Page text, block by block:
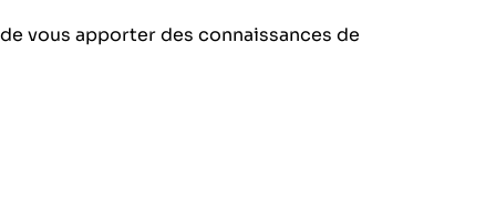
vous apporter des connaissances de